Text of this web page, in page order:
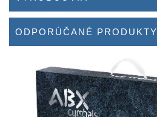
ODPORÚČANÉ PRODUKTY